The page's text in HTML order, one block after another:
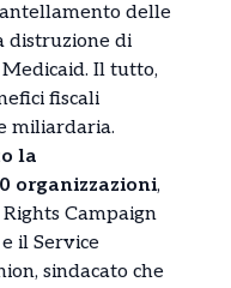
delle
distruzione di
Il tutto,
fiscali
miliardaria.
la
organizzazioni,
Campaign
il Service
sindacato che